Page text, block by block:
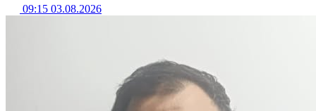
09:15 03.08.2026